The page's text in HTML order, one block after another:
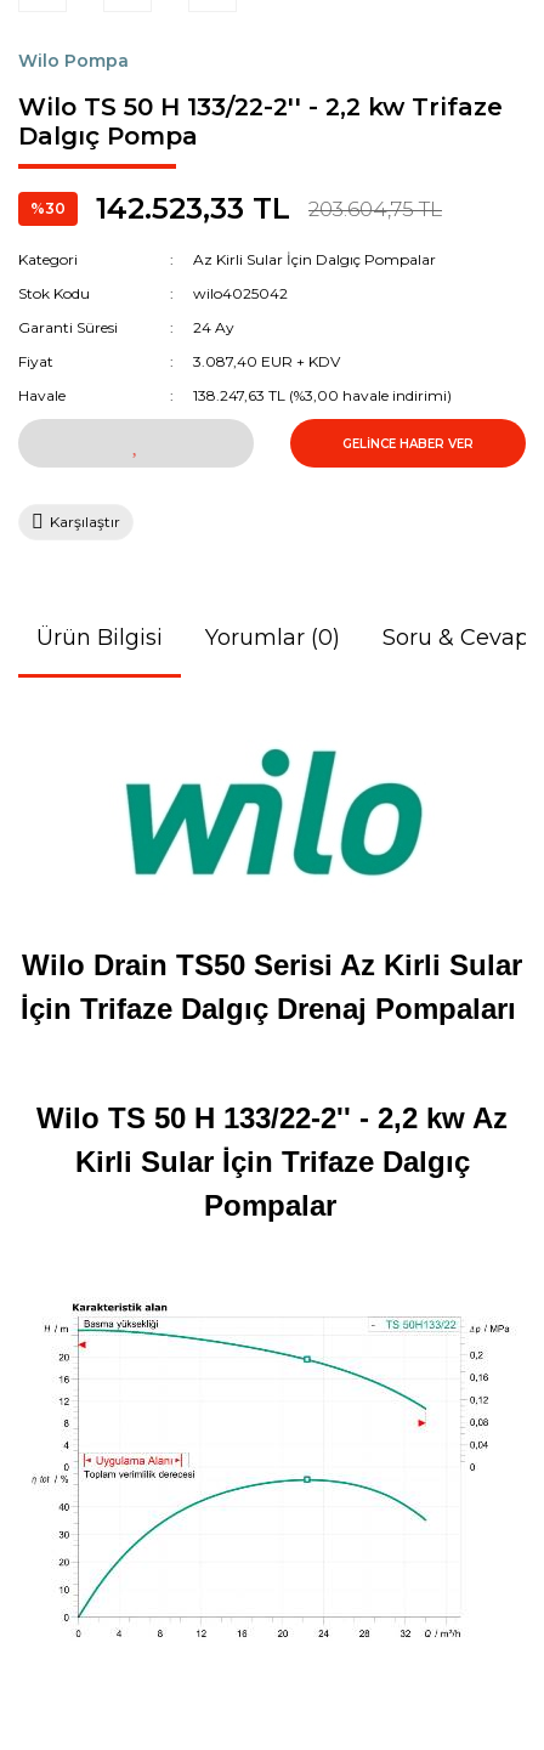
Wilo Pompa
Wilo TS 50 H 133/22-2'' - 2,2 kw Trifaze
Dalgıç Pompa
%30 142.523,33 TL 203.604,75 TL
Kategori
Az Kirli Sular İçin Dalgıç Pompalar
Stok Kodu
wilo4025042
Garanti Süresi
24 Ay
Fiyat
3.087,40 EUR + KDV
Havale
138.247,63 TL (%3,00 havale indirimi)
GELİNCE HABER VER
Karşılaştır
Ürün Bilgisi Yorumlar (0) Soru & Cevap
Wilo Drain TS50 Serisi Az Kirli Sular
İçin Trifaze Dalgıç Drenaj Pompaları
Wilo TS 50 H 133/22-2'' - 2,2 kw Az
Kirli Sular İçin Trifaze Dalgıç
Pompalar